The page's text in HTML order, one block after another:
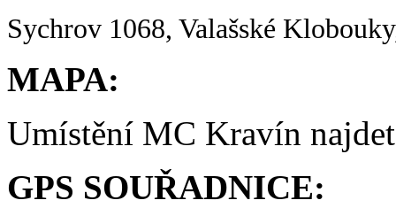
Sychrov 1068, Valašské
MAPA:
Umístění MC Kravín
GPS SOUŘADNICE: